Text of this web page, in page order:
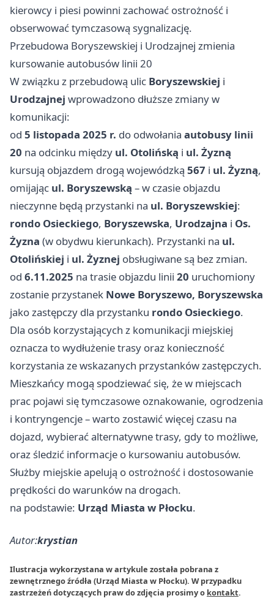
kierowcy i piesi powinni zachować ostrożność i
obserwować tymczasową sygnalizację.
Przebudowa Boryszewskiej i Urodzajnej zmienia
kursowanie autobusów linii 20
W związku z przebudową ulic Boryszewskiej i
Urodzajnej wprowadzono dłuższe zmiany w
komunikacji:
od 5 listopada 2025 r. do odwołania autobusy linii
20 na odcinku między ul. Otolińską i ul. Żyzną
kursują objazdem drogą wojewódzką 567 i ul. Żyzną,
omijając ul. Boryszewską – w czasie objazdu
nieczynne będą przystanki na ul. Boryszewskiej:
rondo Osieckiego, Boryszewska, Urodzajna i Os.
Żyzna (w obydwu kierunkach). Przystanki na ul.
Otolińskiej i ul. Żyznej obsługiwane są bez zmian.
od 6.11.2025 na trasie objazdu linii 20 uruchomiony
zostanie przystanek Nowe Boryszewo, Boryszewska
jako zastępczy dla przystanku rondo Osieckiego.
Dla osób korzystających z komunikacji miejskiej
oznacza to wydłużenie trasy oraz konieczność
korzystania ze wskazanych przystanków zastępczych.
Mieszkańcy mogą spodziewać się, że w miejscach
prac pojawi się tymczasowe oznakowanie, ogrodzenia
i kontryngencje – warto zostawić więcej czasu na
dojazd, wybierać alternatywne trasy, gdy to możliwe,
oraz śledzić informacje o kursowaniu autobusów.
Służby miejskie apelują o ostrożność i dostosowanie
prędkości do warunków na drogach.
na podstawie: Urząd Miasta w Płocku.
Autor:krystian
Ilustracja wykorzystana w artykule została pobrana z
zewnętrznego źródła (Urząd Miasta w Płocku). W przypadku
zastrzeżeń dotyczących praw do zdjęcia prosimy o kontakt.